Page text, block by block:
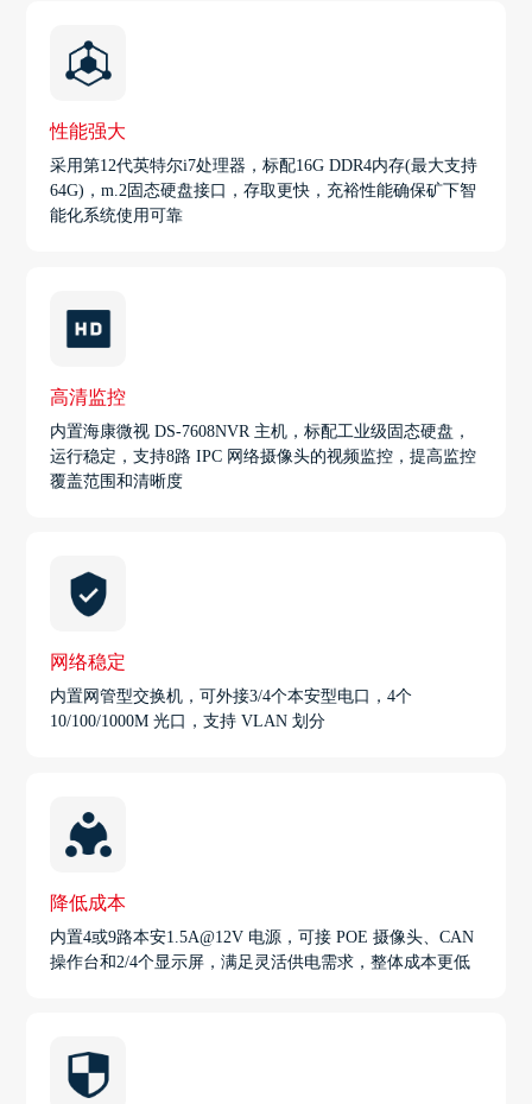
性能强大
采用第12代英特尔i7处理器，标配16G DDR4内存(最大支持
64G)，m.2固态硬盘接口，存取更快，充裕性能确保矿下智
能化系统使用可靠
高清监控
内置海康微视 DS-7608NVR 主机，标配工业级固态硬盘，
运行稳定，支持8路 IPC 网络摄像头的视频监控，提高监控
覆盖范围和清晰度
网络稳定
内置网管型交换机，可外接3/4个本安型电口，4个
10/100/1000M 光口，支持 VLAN 划分
降低成本
内置4或9路本安1.5A@12V 电源，可接 POE 摄像头、CAN
操作台和2/4个显示屏，满足灵活供电需求，整体成本更低